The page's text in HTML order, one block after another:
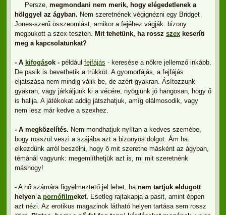
Persze, megmondani nem merik, hogy elégedetlenek a
hölggyel az ágyban. Nem szeretnének végignézni egy Bridget
Jones-szerű összeomlást, amikor a fejéhez vágják: bizony
megbukott a szex-teszten. Mit tehetünk, ha rossz szexkeseríti
meg a kapcsolatunkat?
- A kifogások -például fejfájás - keresése a nőkre jellemző inkább.
De pasik is bevethetik a trükköt. A gyomorfájás, a fejfájás
eljátszása nem mindig válik be, de azért gyakran. Ásítozzunk
gyakran, vagy járkáljunk ki a vécére, nyögjünk jó hangosan, hogy ő
is hallja. A játékokat addig játszhatjuk, amíg elálmosodik, vagy
nem lesz már kedve a szexhez.
- A megközelítés. Nem mondhatjuk nyíltan a kedves szemébe,
hogy rosszul veszi a szájába azt a bizonyos dolgot. Ám ha
elkezdünk arról beszélni, hogy ő mit szeretne másként az ágyban,
témánál vagyunk: megemlíthetjük azt is, mi mit szeretnénk
máshogy!
- A nő számára figyelmeztető jel lehet, ha nem tartjuk eldugott
helyen a pornófilmeket. Esetleg rajtakapja a pasit, amint éppen
azt nézi. Az erotikus magazinok látható helyen tartása sem rossz